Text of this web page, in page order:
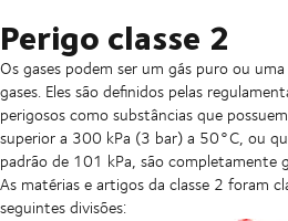
Perigo classe 2
Os gases podem ser um gás puro ou
gases. Eles são definidos pelas
perigosos como substâncias que
superior a 300 kPa (3 bar) a 50°C, ou
padrão de 101 kPa, são completamente
As matérias e artigos da classe 2 foram
seguintes divisões: